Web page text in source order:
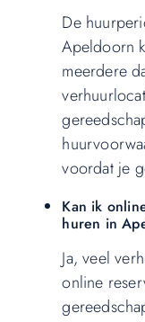
De
Apeldoorn
meerdere
voordat je
Kan ik
huren in
Ja, veel
online